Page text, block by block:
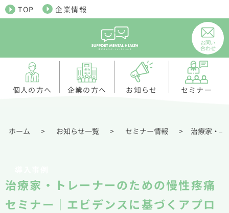
TOP 企業情報
個人の方へ 企業の方へ お知らせ セミナー
ホーム > お知らせ一覧 > セミナー情報 > 治療家・トレーナーのための慢性疼痛セミナー｜エビデンスに基づくアプローチ
治療家・トレーナーのための慢性疼痛
セミナー｜エビデンスに基づくアプロ